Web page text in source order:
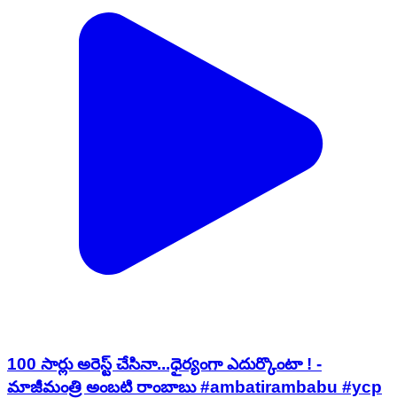
100 సార్లు అరెస్ట్ చేసినా...ధైర్యంగా ఎదుర్కొంటా ! -
మాజీమంత్రి అంబటి రాంబాబు #ambatirambabu #ycp